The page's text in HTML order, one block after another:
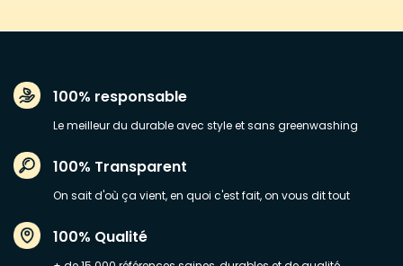
100% responsable
Le meilleur du durable avec style et sans greenwashing
100% Transparent
On sait d'où ça vient, en quoi c'est fait, on vous dit tout
100% Qualité